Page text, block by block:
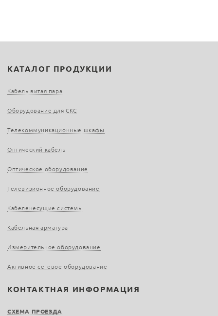
КАТАЛОГ ПРОДУКЦИИ
Кабель витая пара
Оборудование для СКС
Телекоммуникационные шкафы
Оптический кабель
Оптическое оборудование
Телевизионное оборудование
Кабеленесущие системы
Кабельная арматура
Измерительное оборудование
Активное сетевое оборудование
КОНТАКТНАЯ ИНФОРМАЦИЯ
СХЕМА ПРОЕЗДА